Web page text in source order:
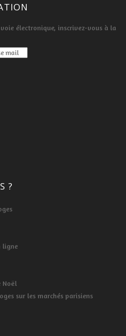
électronique, inscrivez-vous à la
?
ligne
Noël
sur les marchés parisiens